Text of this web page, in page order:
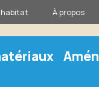
À propos